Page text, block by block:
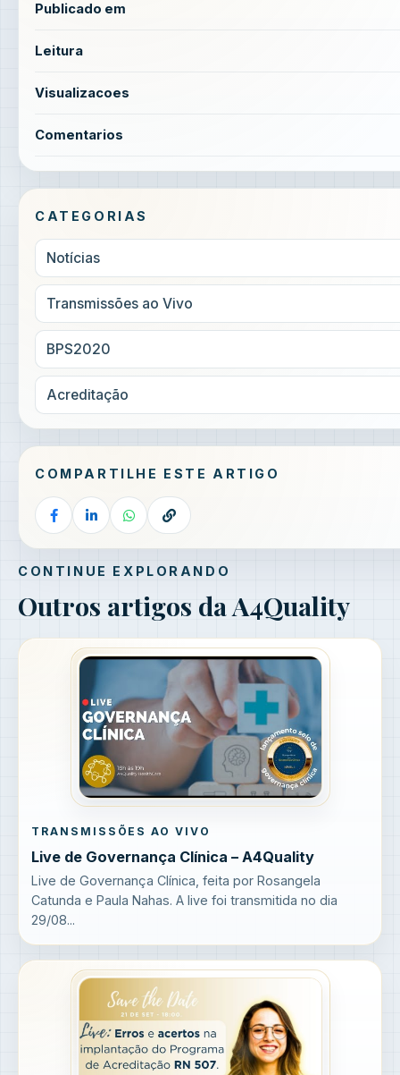
Publicado em
Leitura
Visualizacoes
Comentarios
CATEGORIAS
Notícias
Transmissões ao Vivo
BPS2020
Acreditação
COMPARTILHE ESTE ARTIGO
CONTINUE EXPLORANDO
Outros artigos da A4Quality
TRANSMISSÕES AO VIVO
Live de Governança Clínica – A4Quality
Live de Governança Clínica, feita por Rosangela
Catunda e Paula Nahas. A live foi transmitida no dia
29/08...